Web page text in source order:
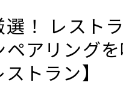
！ レスト
アリング
トラン】